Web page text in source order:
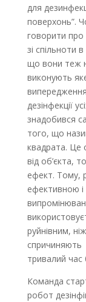
для
поверхонь”.
говорити про
зі спільноти
що вони теж
виконують
дезінфекції
знадобився
того, що
квадрата. Це
від об’єкта,
ефект. Тому,
ефективною і
руйнівним,
спричиняють
тривалий час
Команда
робот